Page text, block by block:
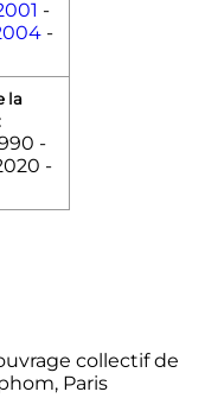
-
-
la
-
-
collectif de
Paris